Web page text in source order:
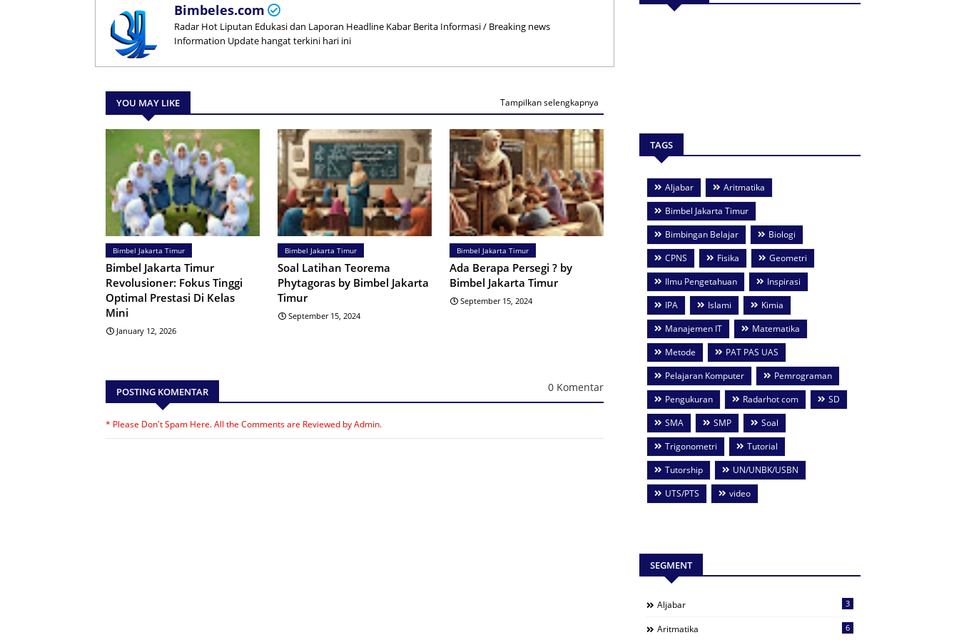
Bimbeles.com
Radar Hot Liputan Edukasi dan Laporan Headline Kabar Berita Informasi / Breaking news
Information Update hangat terkini hari ini
YOU MAY LIKE Tampilkan selengkapnya
Bimbel Jakarta Timur
Bimbel Jakarta Timur
Revolusioner: Fokus Tinggi
Optimal Prestasi Di Kelas
Mini
January 12, 2026
Bimbel Jakarta Timur
Soal Latihan Teorema
Phytagoras by Bimbel Jakarta
Timur
September 15, 2024
Bimbel Jakarta Timur
Ada Berapa Persegi ? by
Bimbel Jakarta Timur
September 15, 2024
POSTING KOMENTAR 0 Komentar
* Please Don't Spam Here. All the Comments are Reviewed by Admin.
TAGS
Aljabar
Aritmatika
Bimbel Jakarta Timur
Bimbingan Belajar
Biologi
CPNS
Fisika
Geometri
Ilmu Pengetahuan
Inspirasi
IPA
Islami
Kimia
Manajemen IT
Matematika
Metode
PAT PAS UAS
Pelajaran Komputer
Pemrograman
Pengukuran
Radarhot com
SD
SMA
SMP
Soal
Trigonometri
Tutorial
Tutorship
UN/UNBK/USBN
UTS/PTS
video
SEGMENT
Aljabar 3
Aritmatika 6